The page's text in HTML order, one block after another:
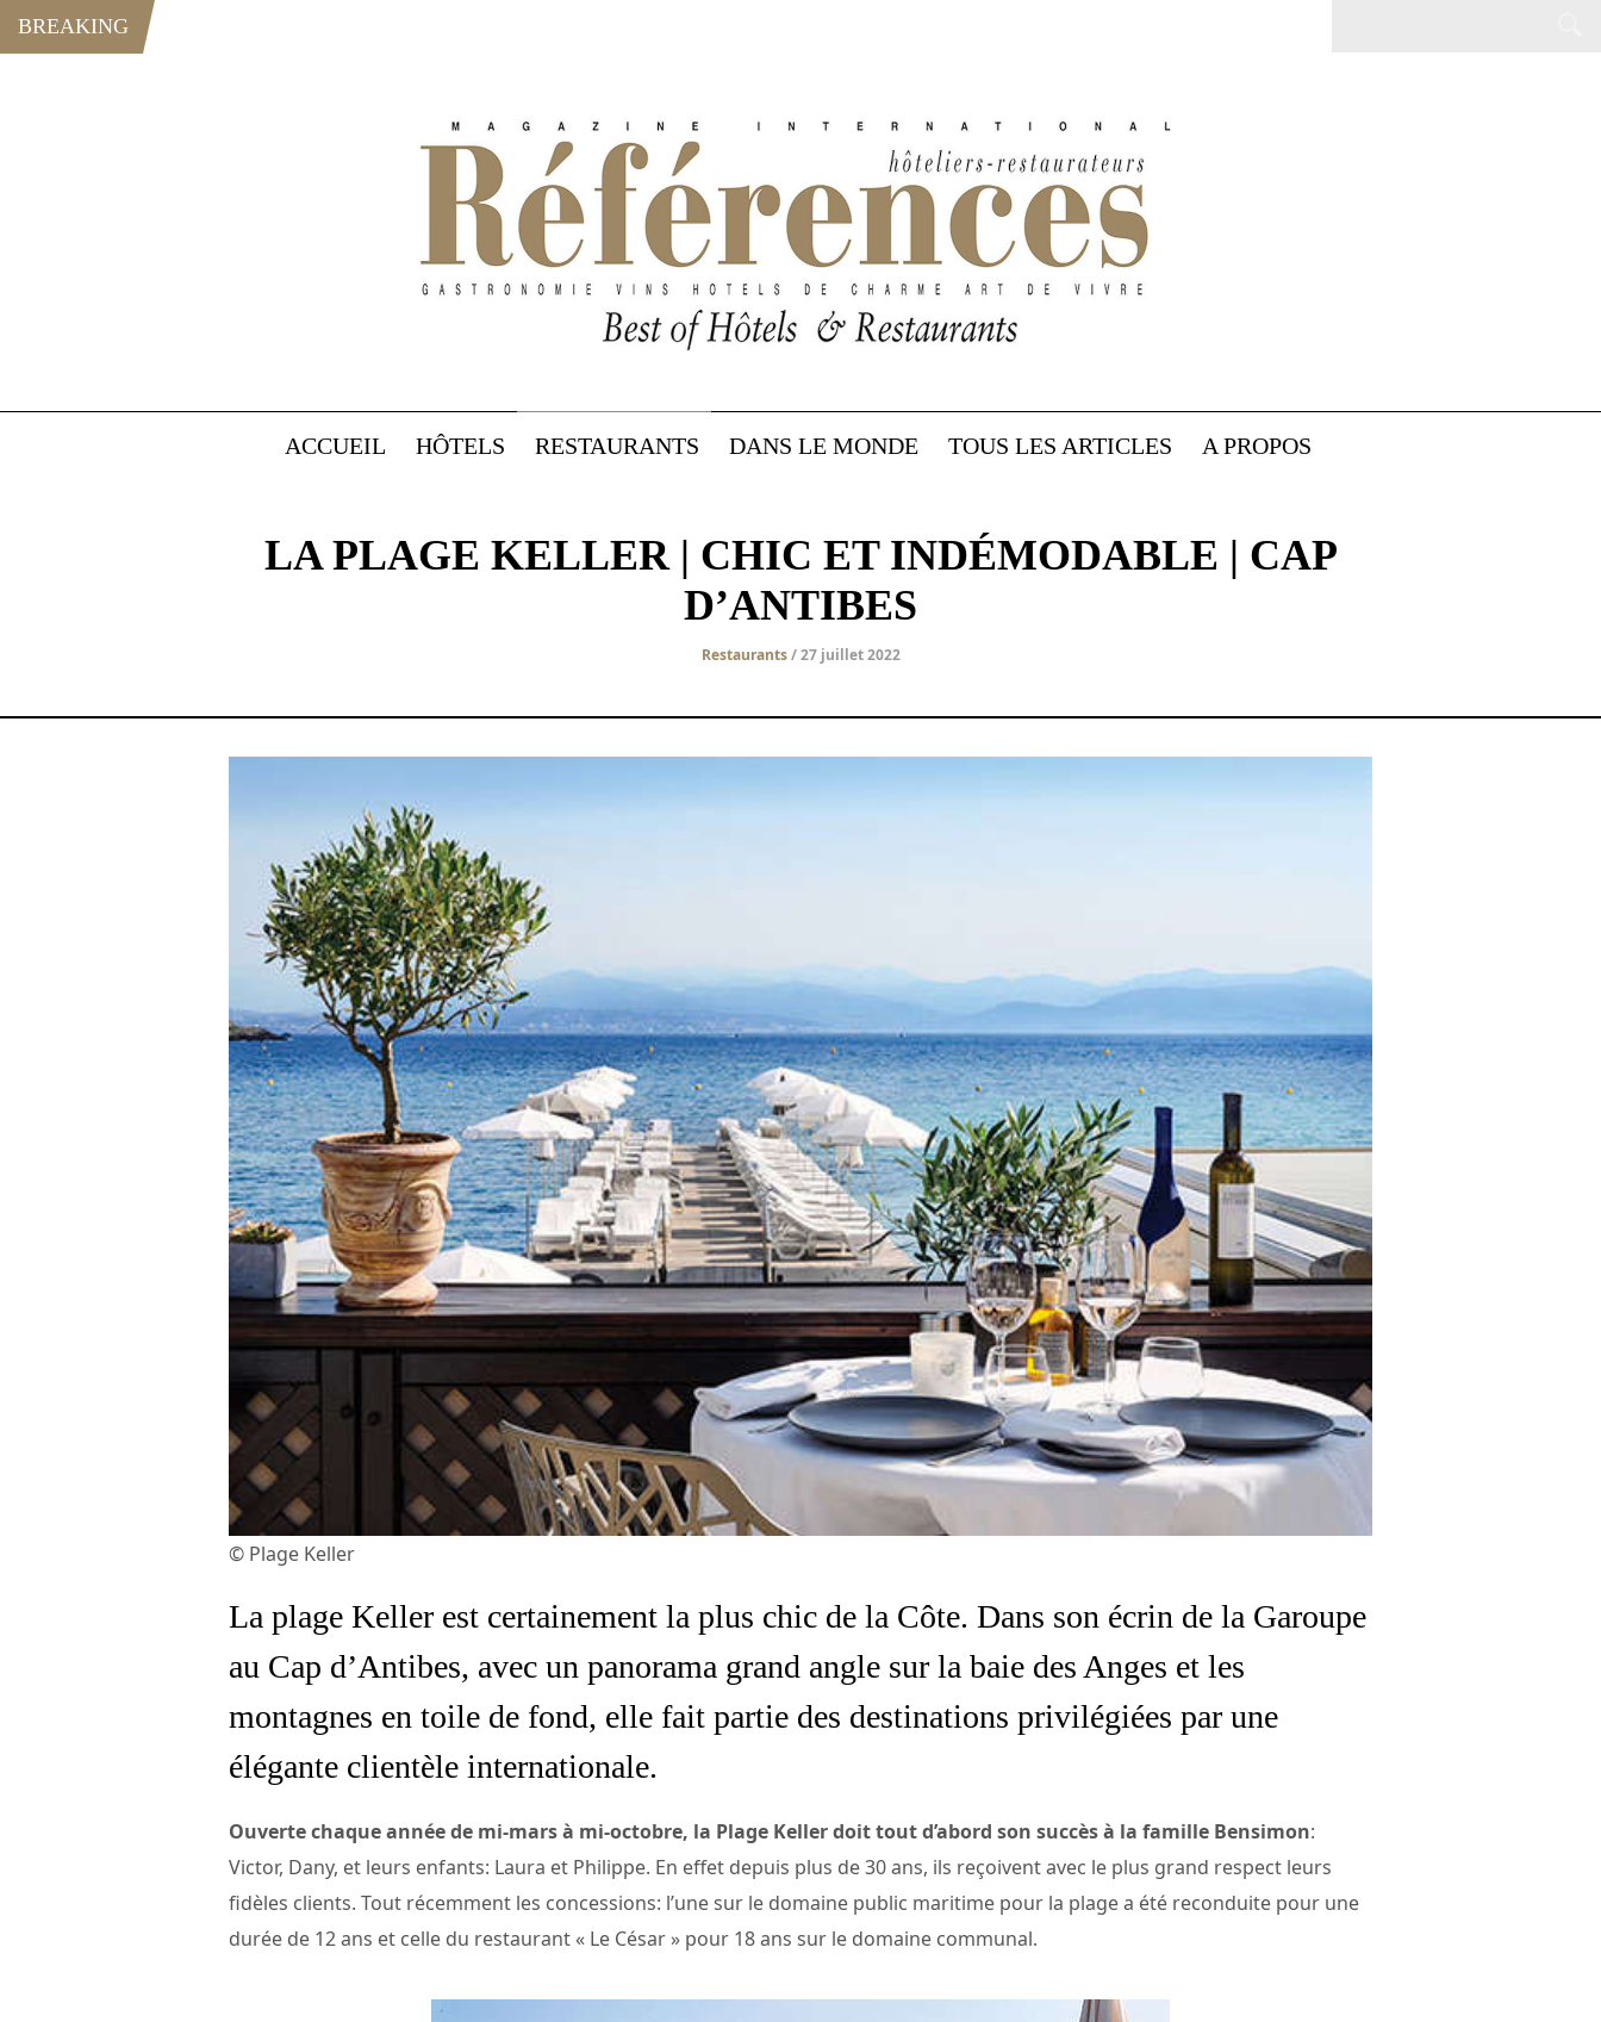
BREAKING
ACCUEIL HÔTELS RESTAURANTS DANS LE MONDE TOUS LES ARTICLES A PROPOS
LA PLAGE KELLER | CHIC ET INDÉMODABLE | CAP
D’ANTIBES
Restaurants/ 27 juillet 2022
© Plage Keller
La plage Keller est certainement la plus chic de la Côte. Dans son écrin de la Garoupe
au Cap d’Antibes, avec un panorama grand angle sur la baie des Anges et les
montagnes en toile de fond, elle fait partie des destinations privilégiées par une
élégante clientèle internationale.
Ouverte chaque année de mi-mars à mi-octobre, la Plage Keller doit tout d’abord son succès à la famille Bensimon:
Victor, Dany, et leurs enfants: Laura et Philippe. En effet depuis plus de 30 ans, ils reçoivent avec le plus grand respect leurs
fidèles clients. Tout récemment les concessions: l’une sur le domaine public maritime pour la plage a été reconduite pour une
durée de 12 ans et celle du restaurant « Le César » pour 18 ans sur le domaine communal.